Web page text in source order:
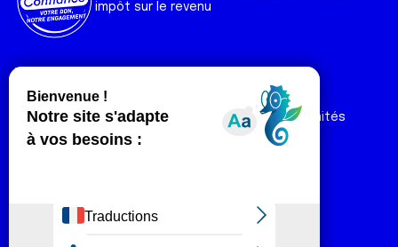
impôt sur le revenu
Liens utiles
Nos actualités
Nos publications
Contact
Espace Ligue & comités
Espace chercheur